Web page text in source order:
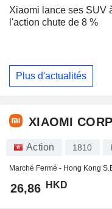
Xiaomi lance ses SUV
l'action chute de 8 %
Plus d'actualités
XIAOMI
Action 1810
Marché Fermé - Hong Kong
26,86 HKD